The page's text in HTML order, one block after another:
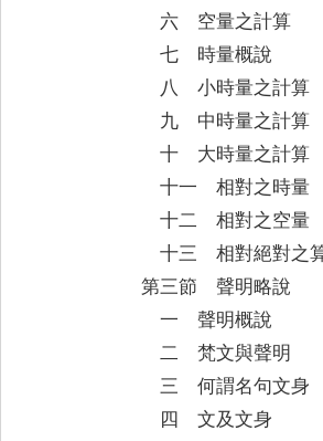
六 空量之計算
七 時量概說
八 小時量之計算
九 中時量之計算
十 大時量之計算
十一 相對之時量
十二 相對之空量
十三 相對絕對之算
第三節 聲明略說
一 聲明概說
二 梵文與聲明
三 何謂名句文身
四 文及文身